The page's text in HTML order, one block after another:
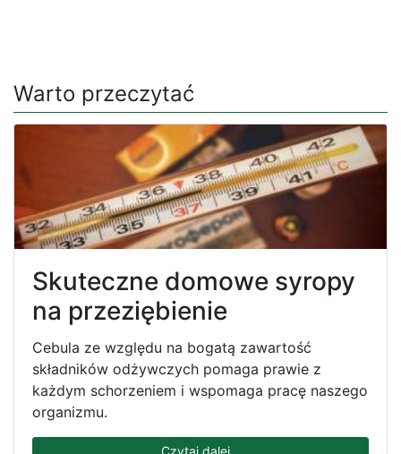
Warto przeczytać
Skuteczne domowe syropy
na przeziębienie
Cebula ze względu na bogatą zawartość
składników odżywczych pomaga prawie z
każdym schorzeniem i wspomaga pracę naszego
organizmu.
Czytaj dalej...